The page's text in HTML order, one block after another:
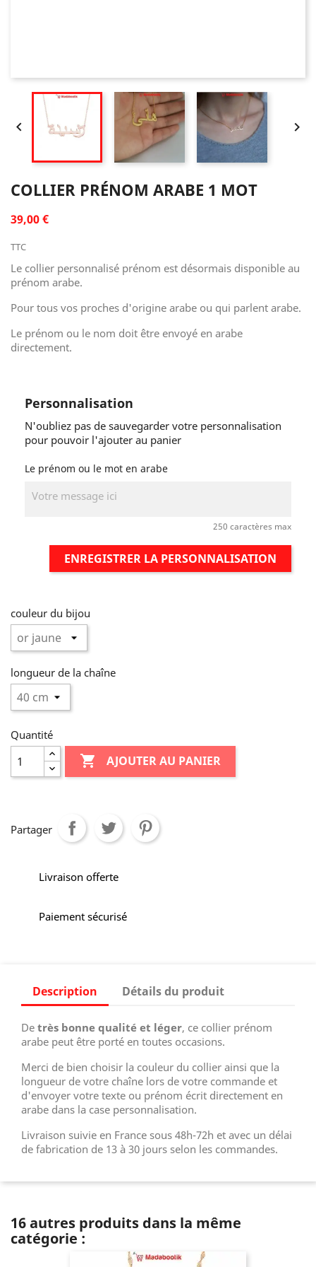
 
COLLIER PRÉNOM ARABE 1 MOT
39,00 €
TTC
Le collier personnalisé prénom est désormais disponible au
prénom arabe.
Pour tous vos proches d'origine arabe ou qui parlent arabe.
Le prénom ou le nom doit être envoyé en arabe
directement.
Personnalisation
N'oubliez pas de sauvegarder votre personnalisation
pour pouvoir l'ajouter au panier
Le prénom ou le mot en arabe
250 caractères max
ENREGISTRER LA PERSONNALISATION
couleur du bijou
longueur de la chaîne
Quantité
 AJOUTER AU PANIER
Partager
Livraison offerte
Paiement sécurisé
Description Détails du produit
De très bonne qualité et léger, ce collier prénom
arabe peut être porté en toutes occasions.
Merci de bien choisir la couleur du collier ainsi que la
longueur de votre chaîne lors de votre commande et
d'envoyer votre texte ou prénom écrit directement en
arabe dans la case personnalisation.
Livraison suivie en France sous 48h-72h et avec un délai
de fabrication de 13 à 30 jours selon les commandes.
16 autres produits dans la même
catégorie :